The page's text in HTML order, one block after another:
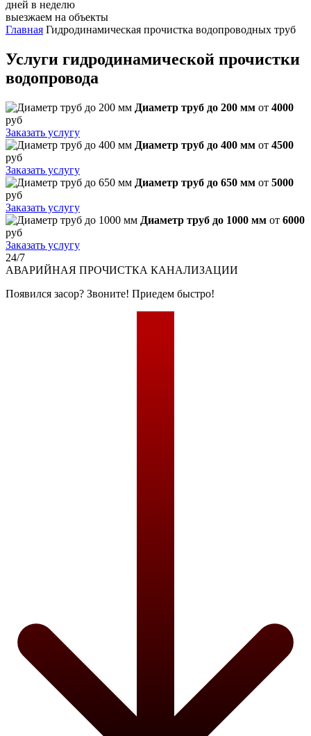
дней в неделю
выезжаем на объекты
Главная Гидродинамическая прочистка водопроводных труб
Услуги гидродинамической прочистки
водопровода
Диаметр труб до 200 мм от 4000
руб
Заказать услугу
Диаметр труб до 400 мм от 4500
руб
Заказать услугу
Диаметр труб до 650 мм от 5000
руб
Заказать услугу
Диаметр труб до 1000 мм от 6000
руб
Заказать услугу
24/7
АВАРИЙНАЯ ПРОЧИСТКА КАНАЛИЗАЦИИ
Появился засор? Звоните! Приедем быстро!